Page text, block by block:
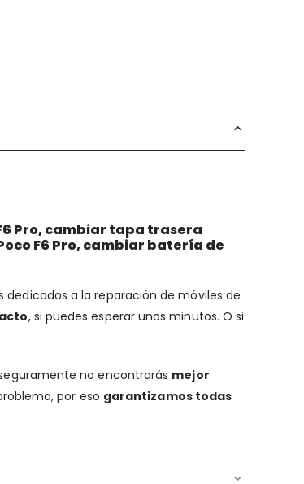
Pro, cambiar tapa trasera
F6 Pro, cambiar batería de
dedicados a la reparación de móviles de
, si puedes esperar unos minutos. O si
no encontrarás mejor
por eso garantizamos todas